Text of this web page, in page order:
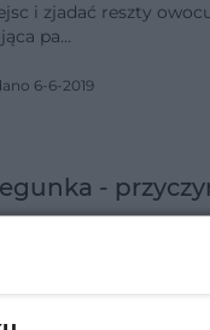
i zjadać reszty
pa…
6-6-2019
-